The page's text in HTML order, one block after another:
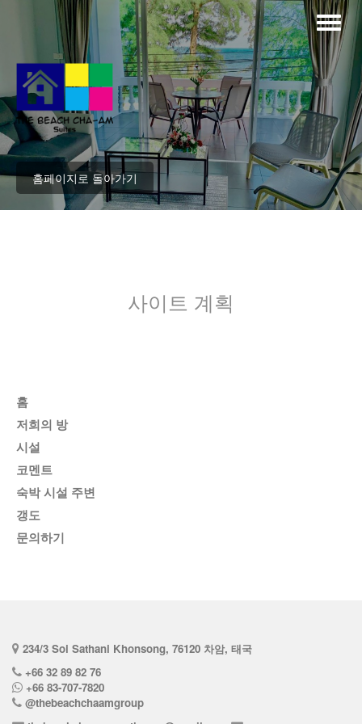
홈페이지로 돌아가기
사이트 계획
홈
저희의 방
시설
코멘트
숙박 시설 주변
갱도
문의하기
234/3 Soi Sathani Khonsong, 76120 차암, 태국
+66 32 89 82 76
+66 83-707-7820
@thebeachchaamgroup